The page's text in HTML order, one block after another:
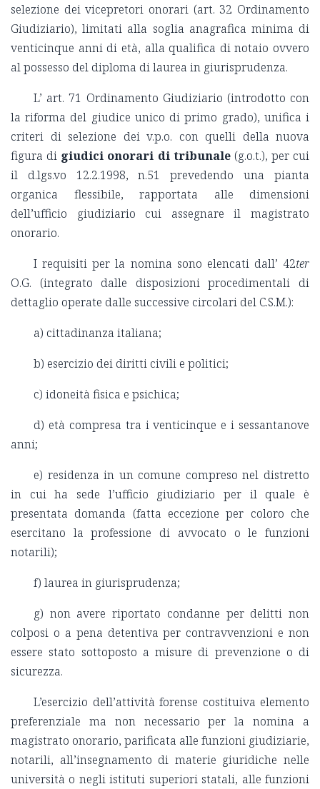
selezione dei vicepretori onorari (art. 32 Ordinamento
Giudiziario), limitati alla soglia anagrafica minima di
venticinque anni di età, alla qualifica di notaio ovvero
al possesso del diploma di laurea in giurisprudenza.
L’ art. 71 Ordinamento Giudiziario (introdotto con
la riforma del giudice unico di primo grado), unifica i
criteri di selezione dei v.p.o. con quelli della nuova
figura di giudici onorari di tribunale(g.o.t.), per cui
il d.lgs.vo 12.2.1998, n.51 prevedendo una pianta
organica flessibile, rapportata alle dimensioni
dell’ufficio giudiziario cui assegnare il magistrato
onorario.
I requisiti per la nomina sono elencati dall’ 42ter
O.G. (integrato dalle disposizioni procedimentali di
dettaglio operate dalle successive circolari del C.S.M.):
a) cittadinanza italiana;
b) esercizio dei diritti civili e politici;
c) idoneità fisica e psichica;
d) età compresa tra i venticinque e i sessantanove
anni;
e) residenza in un comune compreso nel distretto
in cui ha sede l’ufficio giudiziario per il quale è
presentata domanda (fatta eccezione per coloro che
esercitano la professione di avvocato o le funzioni
notarili);
f) laurea in giurisprudenza;
g) non avere riportato condanne per delitti non
colposi o a pena detentiva per contravvenzioni e non
essere stato sottoposto a misure di prevenzione o di
sicurezza.
L’esercizio dell’attività forense costituiva elemento
preferenziale ma non necessario per la nomina a
magistrato onorario, parificata alle funzioni giudiziarie,
notarili, all’insegnamento di materie giuridiche nelle
università o negli istituti superiori statali, alle funzioni